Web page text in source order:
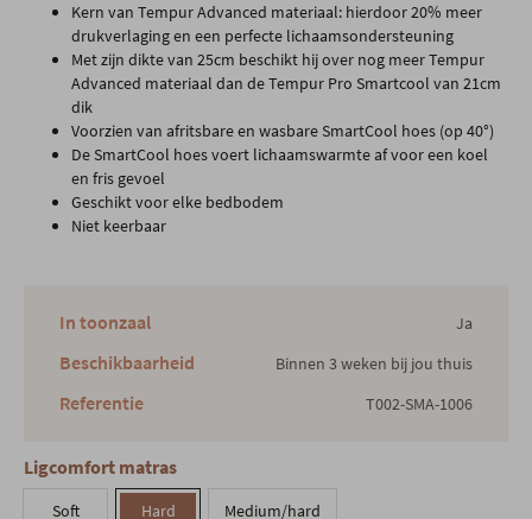
Kern van Tempur Advanced materiaal: hierdoor 20% meer
drukverlaging en een perfecte lichaamsondersteuning
Met zijn dikte van 25cm beschikt hij over nog meer Tempur
Advanced materiaal dan de Tempur Pro Smartcool van 21cm
dik
Voorzien van afritsbare en wasbare SmartCool hoes (op 40°)
De SmartCool hoes voert lichaamswarmte af voor een koel
en fris gevoel
Geschikt voor elke bedbodem
Niet keerbaar
In toonzaal Ja
Beschikbaarheid Binnen 3 weken bij jou thuis
Referentie T002-SMA-1006
Ligcomfort matras
Soft Hard Medium/hard